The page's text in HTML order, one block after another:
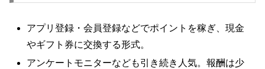
アプリ登録・会員登録などでポイントを稼ぎ、現金
やギフト券に交換する形式。
アンケートモニターなども引き続き人気。報酬は少